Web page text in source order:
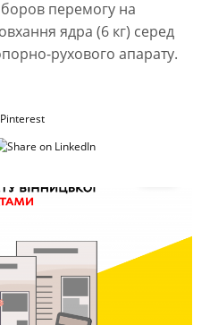
перемогу на
ядра (6 кг) серед
рухового апарату.